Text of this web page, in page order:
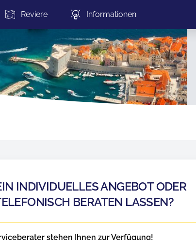
Reviere Informationen
INDIVIDUELLES ANGEBOT ODER
BERATEN LASSEN?
stehen Ihnen zur Verfügung!